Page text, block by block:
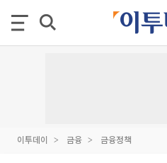
이투데이 금융 금융정책